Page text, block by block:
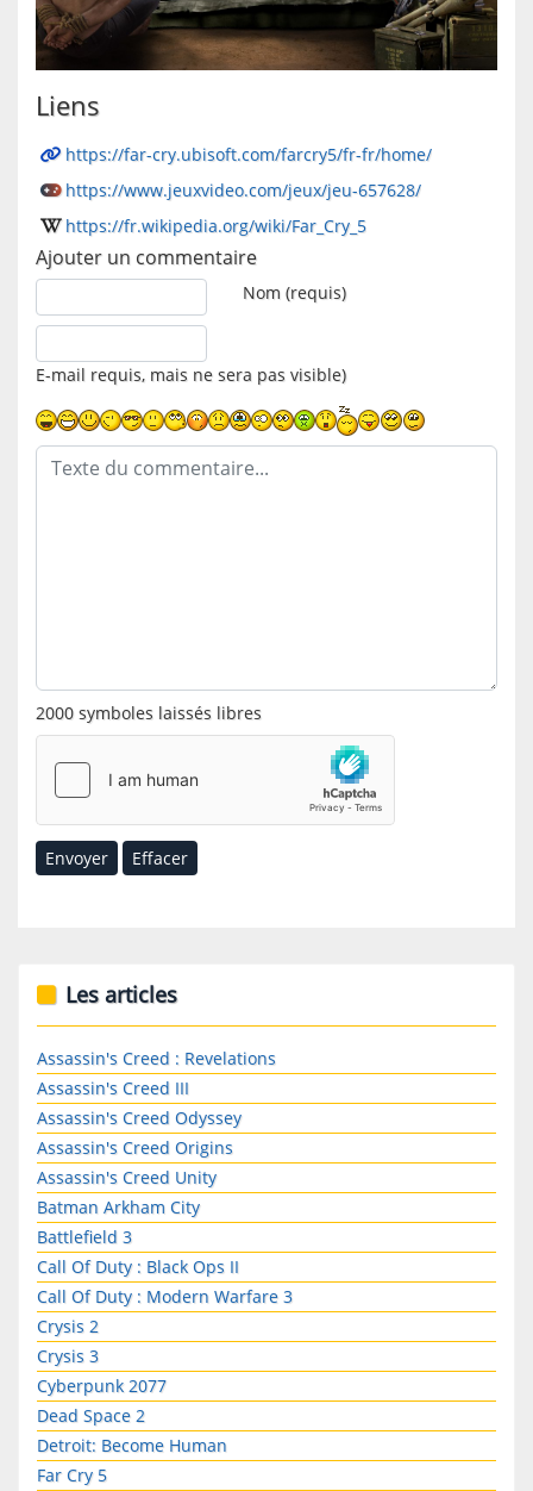
Liens
https://far-cry.ubisoft.com/farcry5/fr-fr/home/
https://www.jeuxvideo.com/jeux/jeu-657628/
https://fr.wikipedia.org/wiki/Far_Cry_5
Ajouter un commentaire
Nom (requis)
E-mail requis, mais ne sera pas visible)
Texte du commentaire
2000 symboles laissés libres
Envoyer Effacer
Les articles
Assassin's Creed : Revelations
Assassin's Creed III
Assassin's Creed Odyssey
Assassin's Creed Origins
Assassin's Creed Unity
Batman Arkham City
Battlefield 3
Call Of Duty : Black Ops II
Call Of Duty : Modern Warfare 3
Crysis 2
Crysis 3
Cyberpunk 2077
Dead Space 2
Detroit: Become Human
Far Cry 5